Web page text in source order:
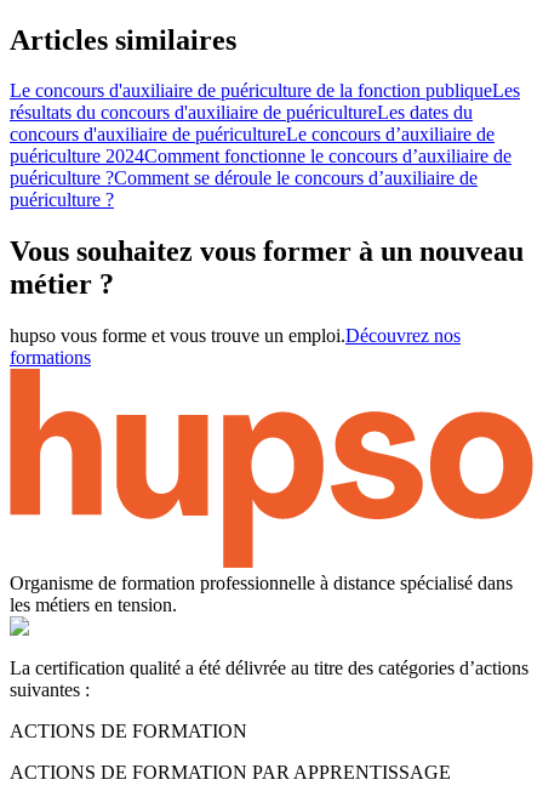
Articles similaires
Le concours d'auxiliaire de puériculture de la fonction publiqueLes
résultats du concours d'auxiliaire de puéricultureLes dates du
concours d'auxiliaire de puéricultureLe concours d’auxiliaire de
puériculture 2024Comment fonctionne le concours d’auxiliaire de
puériculture ?Comment se déroule le concours d’auxiliaire de
puériculture ?
Vous souhaitez vous former à un nouveau
métier ?
hupso vous forme et vous trouve un emploi.Découvrez nos
formations
Organisme de formation professionnelle à distance spécialisé dans
les métiers en tension.
La certification qualité a été délivrée au titre des catégories d’actions
suivantes :
ACTIONS DE FORMATION
ACTIONS DE FORMATION PAR APPRENTISSAGE